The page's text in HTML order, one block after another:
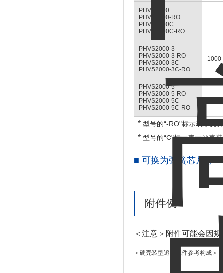
PHVS2000
PHVS2000-RO
PHVS2000C
PHVS2000C-RO
1000
PHVS2000-3
PHVS2000-3-RO
PHVS2000-3C
PHVS2000-3C-RO
PHVS2000-5
PHVS2000-5-RO
PHVS2000-5C
PHVS2000-5C-RO
* 型号的“-RO"标示表示支
* 型号的“C"标示表示硬壳
■ 可换为弹簧芯片等
附件例
＜注意＞附件可能会因
＜硬壳装型追加元件参考构成＞